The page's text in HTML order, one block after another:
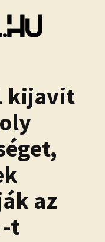
kijavít
az
t